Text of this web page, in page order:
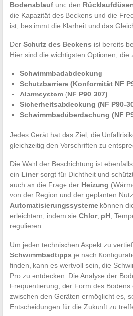
Bodenablaufund den Rücklaufdüsen
die Kapazität des Beckens und die
ist, bestimmt die Klarheit und das
Der Schutz des Beckens ist bereits
Hier sind die wichtigsten Optionen, die
Schwimmbadabdeckung
Schutzbarriere (Konformität NF
Alarmsystem (NF P90-307)
Sicherheitsabdeckung (NF P90-
Schwimmbadüberdachung (NF
Jedes Gerät hat das Ziel, die
gleichzeitig den Vorschriften zu
Die Wahl der Beschichtung ist
ein Linersorgt für Dichtheit und
auch an die Frage der Heizung
von der Region und der geplanten
Automatisierungssystemekönnen
erleichtern, indem sie Chlor, pH,
regulieren.
Um jeden technischen Aspekt zu
Schwimmbadtipps je nach
finden, kann es wertvoll sein, die
Pro zu entdecken. Die Analyse der
Frequentierung, der Form des Bodens
zwischen den Geräten ermöglicht es,
Entscheidungen für die Zukunft zu